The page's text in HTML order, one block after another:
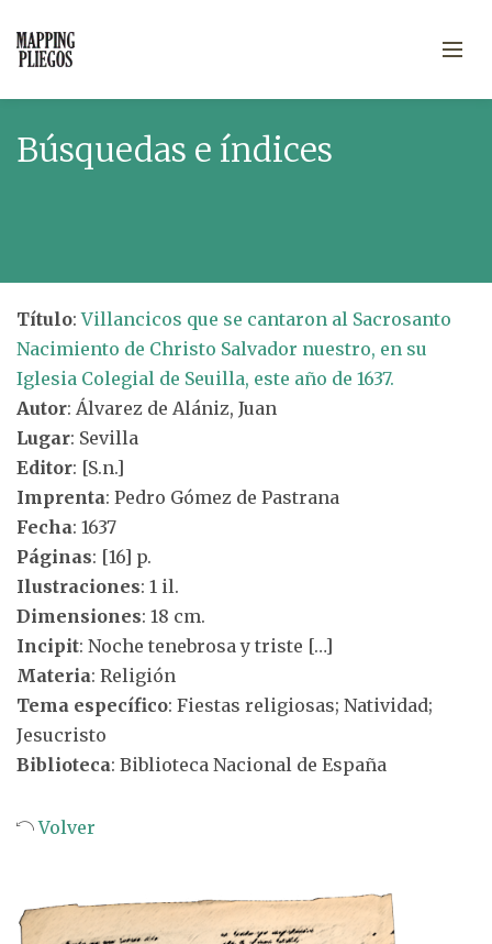
Búsquedas e índices
Título:Villancicos que se cantaron al Sacrosanto
Nacimiento de Christo Salvador nuestro, en su
Iglesia Colegial de Seuilla, este año de 1637.
Autor: Álvarez de Alániz, Juan
Lugar: Sevilla
Editor: [S.n.]
Imprenta: Pedro Gómez de Pastrana
Fecha: 1637
Páginas: [16] p.
Ilustraciones: 1 il.
Dimensiones: 18 cm.
Incipit: Noche tenebrosa y triste […]
Materia: Religión
Tema específico: Fiestas religiosas; Natividad;
Jesucristo
Biblioteca: Biblioteca Nacional de España
Volver